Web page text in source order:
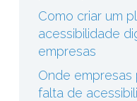
Como criar um
acessibilidade
empresas
Onde
falta de